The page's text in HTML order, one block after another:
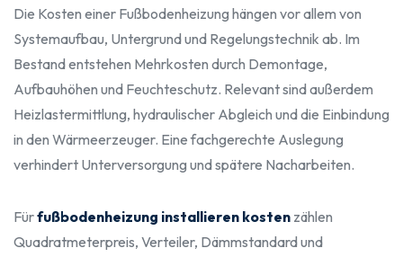
Die Kosten einer Fußbodenheizung hängen vor allem von
Systemaufbau, Untergrund und Regelungstechnik ab. Im
Bestand entstehen Mehrkosten durch Demontage,
Aufbauhöhen und Feuchteschutz. Relevant sind außerdem
Heizlastermittlung, hydraulischer Abgleich und die Einbindung
in den Wärmeerzeuger. Eine fachgerechte Auslegung
verhindert Unterversorgung und spätere Nacharbeiten.
Fürfußbodenheizung installieren kosten zählen
Quadratmeterpreis, Verteiler, Dämmstandard und